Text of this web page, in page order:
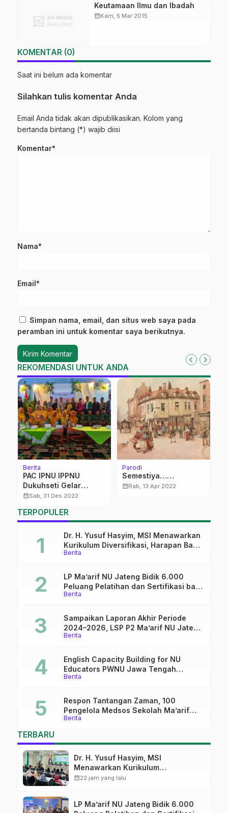
Keutamaan Ilmu dan Ibadah
calendar_monthKam, 5 Mar 2015
KOMENTAR (0)
Saat ini belum ada komentar
Silahkan tulis komentar Anda
Email Anda tidak akan dipublikasikan. Kolom yang
bertanda bintang (*) wajib diisi
Komentar*
Nama*
Email*
Simpan nama, email, dan situs web saya pada
peramban ini untuk komentar saya berikutnya.
REKOMENDASI UNTUK ANDA
Berita
PAC IPNU IPPNU
Dukuhseti Gelar
Lakmud, Ada Bazar
calendar_monthSab, 31 Des 2022
Parodi
Semestiya……
calendar_monthRab, 13 Apr 2022
TERPOPULER
Berita
Dr. H. Yusuf Hasyim, MSI Menawarkan
Kurikulum Diversifikasi, Harapan Baru
dalam dunia pendidikan
Berita
LP Ma’arif NU Jateng Bidik 6.000
Peluang Pelatihan dan Sertifikasi bagi
Lulusan SMK
Berita
Sampaikan Laporan Akhir Periode
2024–2026, LSP P2 Ma’arif NU Jateng
Mantapkan Sinergi Link and Match
Berita
English Capacity Building for NU
Educators PWNU Jawa Tengah
Batch#4; Membuka Jalan Menuju
Berita
Respon Tantangan Zaman, 100
Pengelola Medsos Sekolah Ma’arif
Pekalongan Ikuti Pelatihan Literasi
TERBARU
Dr. H. Yusuf Hasyim, MSI
Menawarkan Kurikulum
Diversifikasi, Harapan Baru dalam
calendar_month22 jam yang lalu
LP Ma’arif NU Jateng Bidik 6.000